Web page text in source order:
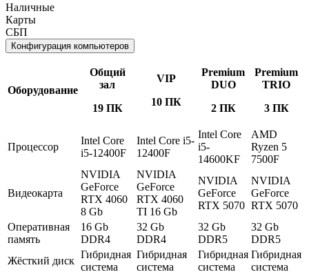
Наличные
Карты
СБП
Конфигурация компьютеров
Оборудование
Общий
зал
19 ПК
VIP
10 ПК
Premium
DUO
2 ПК
Premium
TRIO
3 ПК
Процессор
Intel Core
i5-12400F
Intel Core i5-
12400F
Intel Core
i5-
14600KF
AMD
Ryzen 5
7500F
Видеокарта
NVIDIA
GeForce
RTX 4060
8 Gb
NVIDIA
GeForce
RTX 4060
TI 16 Gb
NVIDIA
GeForce
RTX 5070
NVIDIA
GeForce
RTX 5070
Оперативная
память
16 Gb
DDR4
32 Gb
DDR4
32 Gb
DDR5
32 Gb
DDR5
Жёсткий диск
Гибридная
система
Гибридная
система
Гибридная
система
Гибридная
система